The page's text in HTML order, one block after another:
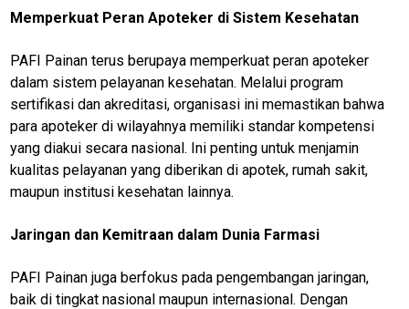
Memperkuat Peran Apoteker di Sistem Kesehatan
PAFI Painan terus berupaya memperkuat peran apoteker
dalam sistem pelayanan kesehatan. Melalui program
sertifikasi dan akreditasi, organisasi ini memastikan bahwa
para apoteker di wilayahnya memiliki standar kompetensi
yang diakui secara nasional. Ini penting untuk menjamin
kualitas pelayanan yang diberikan di apotek, rumah sakit,
maupun institusi kesehatan lainnya.
Jaringan dan Kemitraan dalam Dunia Farmasi
PAFI Painan juga berfokus pada pengembangan jaringan,
baik di tingkat nasional maupun internasional. Dengan